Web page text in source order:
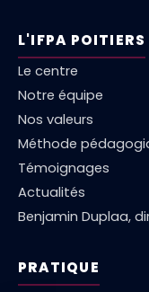
L'IFPA POITIERS
Le centre
Notre équipe
Nos valeurs
Méthode
Témoignages
Actualités
Benjamin Duplaa,
PRATIQUE